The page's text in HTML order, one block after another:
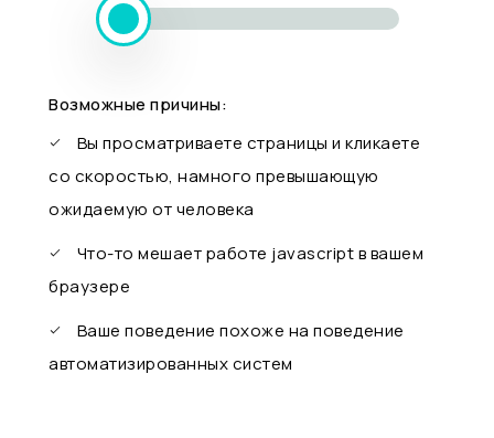
Возможные причины:
Вы просматриваете страницы и кликаете
со скоростью, намного превышающую
ожидаемую от человека
Что-то мешает работе javascript в вашем
браузере
Ваше поведение похоже на поведение
автоматизированных систем